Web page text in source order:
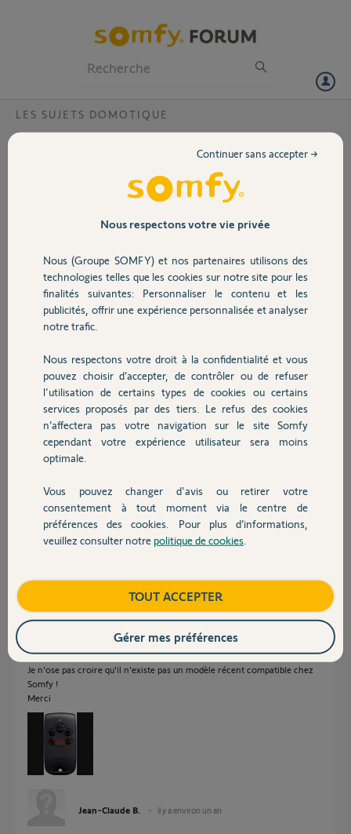
Volet
Sécurité
Domotique
Chauffage
Autres produits
Devis avec un pro
Contact
LES SUJETS DOMOTIQUE
Quelle boitier pour remplacer un keytis ref
Je ne trouve pas sur votre site par quelle référence je dois remplacer
et compléter 2 boîtiers keytis ref 2400660, sans remplacer mes
En attente de votre réponse,
Jean-Claude B.
il y a environ un an
Réponses
Bonjour,
Richy C. il y a environ un an
Bonjour,
J'espère que vous avez une piste qui pourrait m'aider pour ce modèle,
Tout en un.
Je n'ose pas croire qu'il n'existe pas un modèle récent compatible chez
Somfy !
Merci
Jean-Claude B. il y a environ un an
Nous respectons votre vie privée
Nous (Groupe SOMFY) et nos partenaires utilisons des
technologies telles que les cookies sur notre site pour les
finalités suivantes: Personnaliser le contenu et les
publicités, offrir une expérience personnalisée et analyser
notre trafic.
Nous respectons votre droit à la confidentialité et vous
pouvez choisir d’accepter, de contrôler ou de refuser
l'utilisation de certains types de cookies ou certains
services proposés par des tiers. Le refus des cookies
n’affectera pas votre navigation sur le site Somfy
cependant votre expérience utilisateur sera moins
optimale.
Vous pouvez changer d'avis ou retirer votre
consentement à tout moment via le centre de
préférences des cookies. Pour plus d’informations,
veuillez consulter notre politique de cookies
Continuer sans accepter →
TOUT ACCEPTER
Gérer mes préférences